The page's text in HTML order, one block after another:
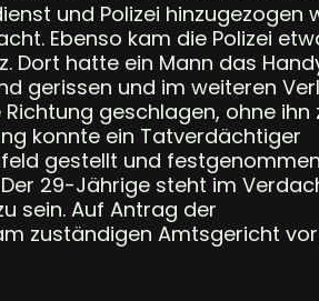
und Polizei hinzugezogen
Ebenso kam die Polizei
Dort hatte ein Mann das
gerissen und im weiteren
geschlagen, ohne ihn
konnte ein Tatverdächtiger
gestellt und festgenommen
29-Jährige steht im
sein. Auf Antrag der
zuständigen Amtsgericht